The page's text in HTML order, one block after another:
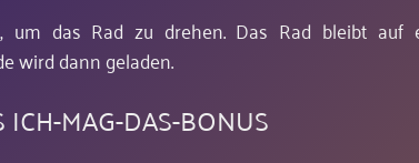
um das Rad zu drehen. Das Rad bleibt
wird dann geladen.
MAG-DAS-BONUS